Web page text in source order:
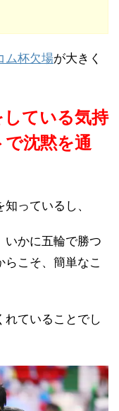
ム杯欠場が大きく
ている気持
沈黙を通
っているし、
いかに五輪で勝つ
こそ、簡単なこ
れていることでし